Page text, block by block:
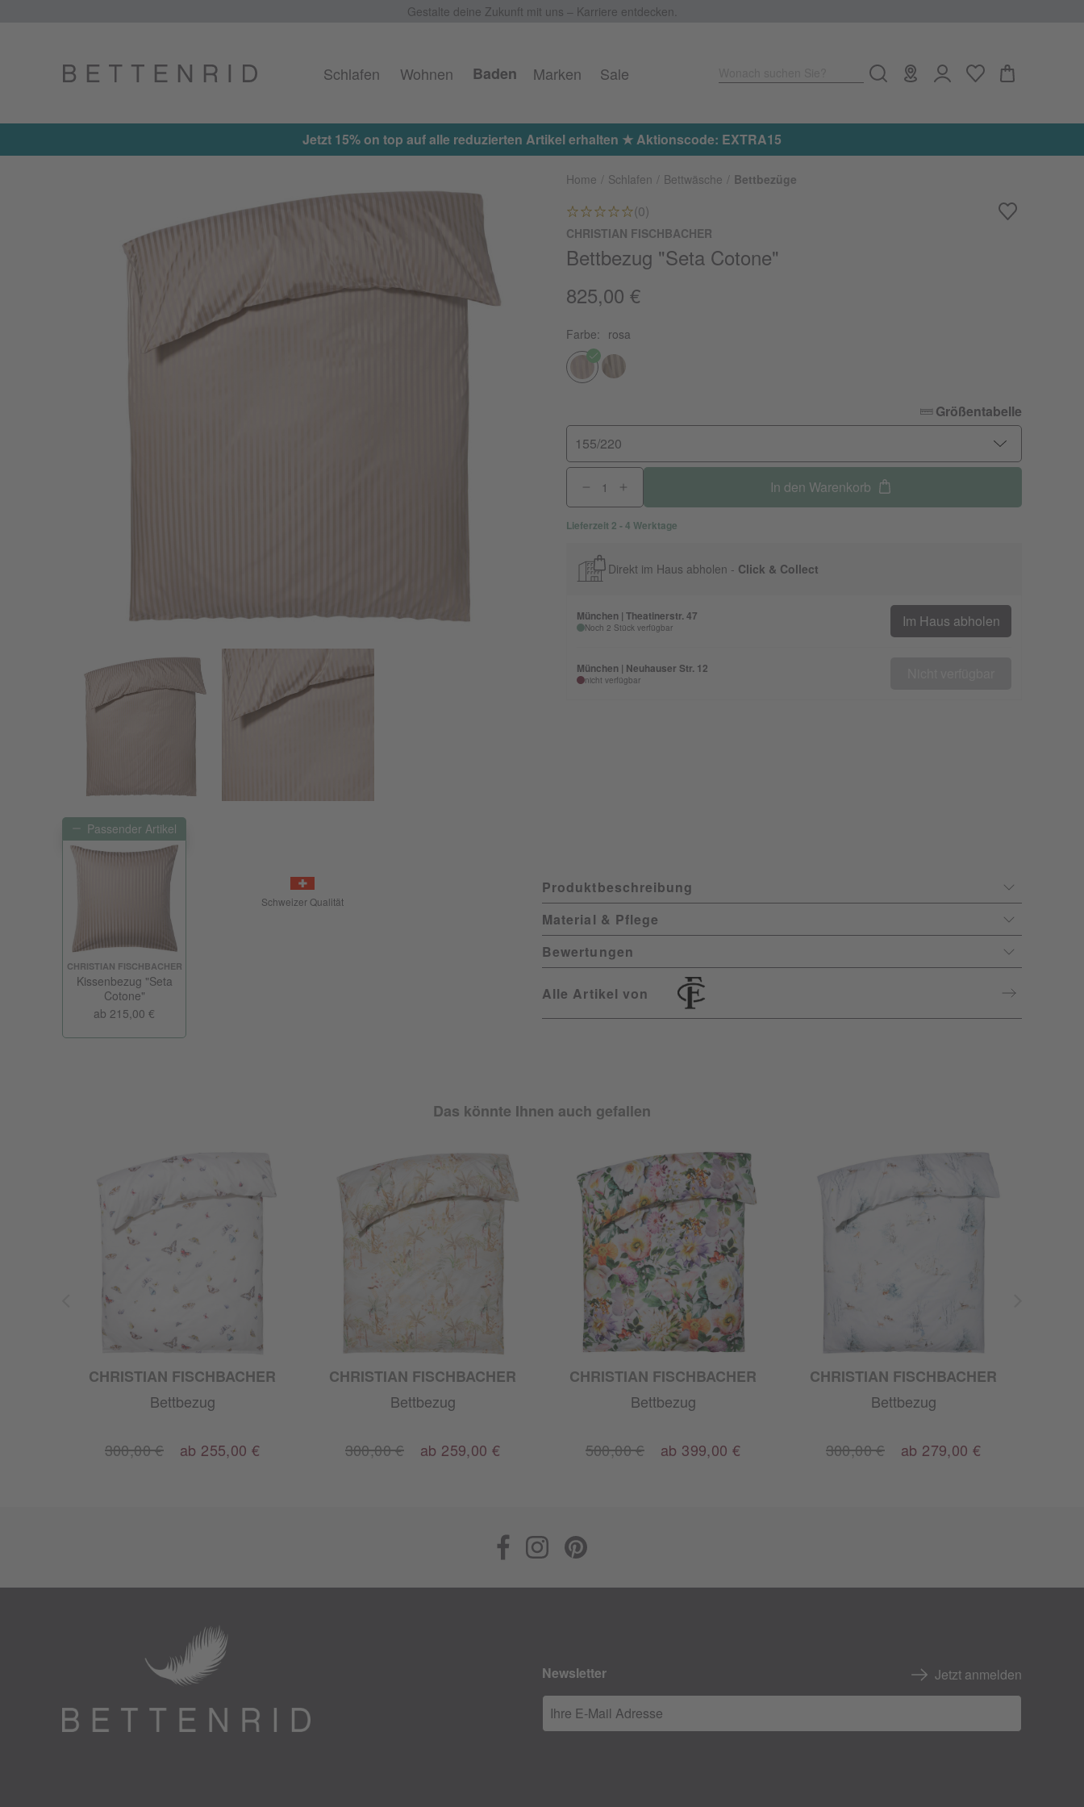
Gestalte deine Zukunft mit uns – Karriere entdecken.
Schlafen Wohnen Baden Marken Sale
Jetzt 15% on top auf alle reduzierten Artikel erhalten ★ Aktionscode: EXTRA15
Home Schlafen Bettwäsche Bettbezüge
Passender Artikel
CHRISTIAN FISCHBACHER
Kissenbezug "Seta
Cotone"
ab 215,00 €
(0)
CHRISTIAN FISCHBACHER
Bettbezug "Seta Cotone"
825,00 €
Farbe: rosa
Größentabelle
155/220
In den Warenkorb
Lieferzeit 2 - 4 Werktage
Direkt im Haus abholen - Click & Collect
München | Theatinerstr. 47
Noch 2 Stück verfügbar Im Haus abholen
München | Neuhauser Str. 12
nicht verfügbar
Schweizer Qualität
Produktbeschreibung
Material & Pflege
Bewertungen
Alle Artikel von
Das könnte Ihnen auch gefallen
CHRISTIAN FISCHBACHER
Bettbezug
300,00 € ab 255,00 €
CHRISTIAN FISCHBACHER
Bettbezug
300,00 € ab 259,00 €
CHRISTIAN FISCHBACHER
Bettbezug
500,00 € ab 399,00 €
CHRISTIAN FISCHBACHER
Bettbezug
300,00 € ab 279,00 €
Newsletter Jetzt anmelden
Ihre E-Mail Adresse